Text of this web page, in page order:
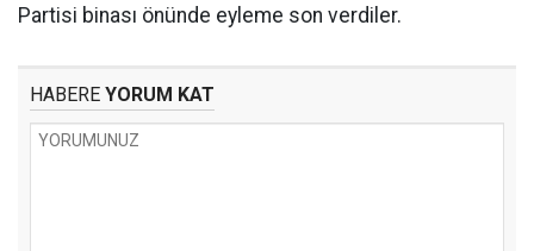
Partisi binası önünde eyleme son verdiler.
HABERE YORUM KAT